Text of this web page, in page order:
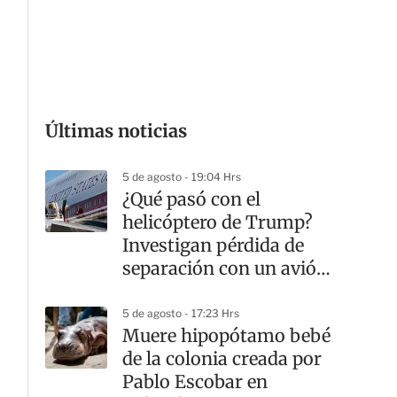
Últimas noticias
5 de agosto - 19:04 Hrs
¿Qué pasó con el
helicóptero de Trump?
Investigan pérdida de
separación con un avión
5 de agosto - 17:23 Hrs
Muere hipopótamo bebé
de la colonia creada por
Pablo Escobar en